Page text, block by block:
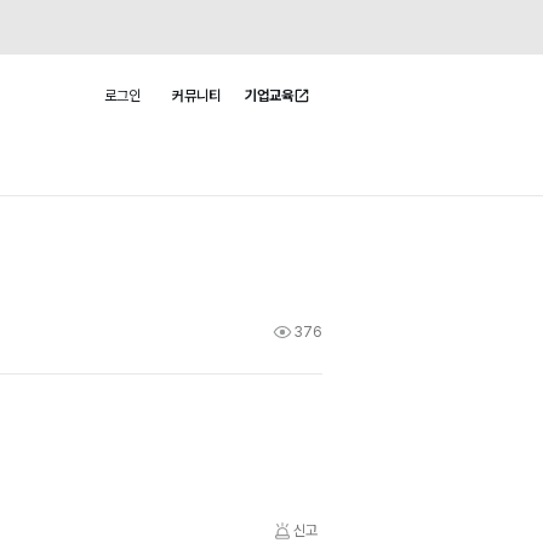
로그인 커뮤니티 기업교육
376
신고